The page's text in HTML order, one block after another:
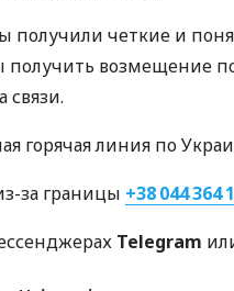
получили четкие и
получить возмещение
связи.
горячая линия по
за границы +38 044 364
Telegram